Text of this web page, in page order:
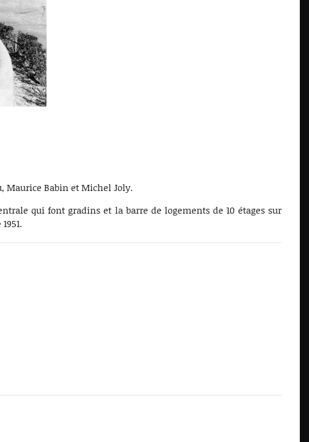
Maurice Babin et Michel Joly.
qui font gradins et la barre de logements de 10 étages sur